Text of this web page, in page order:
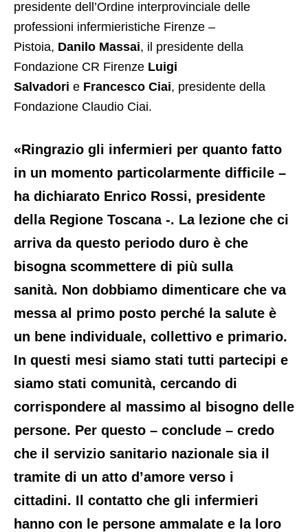
presidente dell’Ordine interprovinciale delle
professioni infermieristiche Firenze –
Pistoia, Danilo Massai, il presidente della
Fondazione CR Firenze Luigi
Salvadori e Francesco Ciai, presidente della
Fondazione Claudio Ciai.
«Ringrazio gli infermieri per quanto fatto
in un momento particolarmente difficile –
ha dichiarato Enrico Rossi, presidente
della Regione Toscana -. La lezione che ci
arriva da questo periodo duro è che
bisogna scommettere di più sulla
sanità. Non dobbiamo dimenticare che va
messa al primo posto perché la salute è
un bene individuale, collettivo e primario.
In questi mesi siamo stati tutti partecipi e
siamo stati comunità, cercando di
corrispondere al massimo al bisogno delle
persone. Per questo – conclude – credo
che il servizio sanitario nazionale sia il
tramite di un atto d’amore verso i
cittadini. Il contatto che gli infermieri
hanno con le persone ammalate e la loro